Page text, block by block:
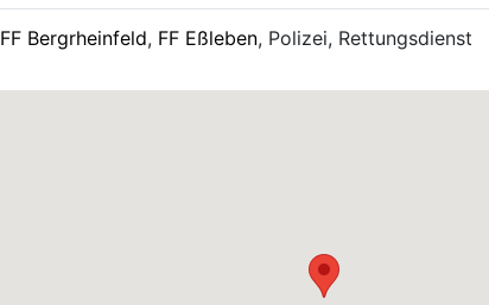
FF Bergrheinfeld, FF Eßleben, Polizei, Rettungsdienst